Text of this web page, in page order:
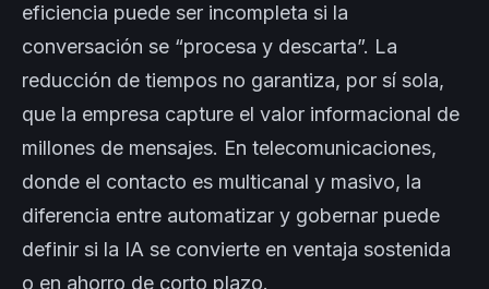
eficiencia puede ser incompleta si la
conversación se “procesa y descarta”. La
reducción de tiempos no garantiza, por sí sola,
que la empresa capture el valor informacional de
millones de mensajes. En telecomunicaciones,
donde el contacto es multicanal y masivo, la
diferencia entre automatizar y gobernar puede
definir si la IA se convierte en ventaja sostenida
o en ahorro de corto plazo.